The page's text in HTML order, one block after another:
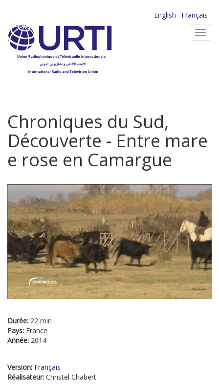
contenu
principal
English
Français
Chroniques du Sud,
Découverte - Entre mare
e rose en Camargue
Durée: 22 min
Pays: France
Année: 2014
Version: Français
Réalisateur: Christel Chabert